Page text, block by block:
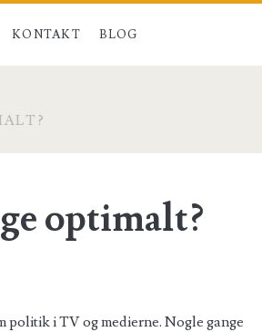
KONTAKT BLOG
optimalt?
politik i TV og medierne. Nogle gange